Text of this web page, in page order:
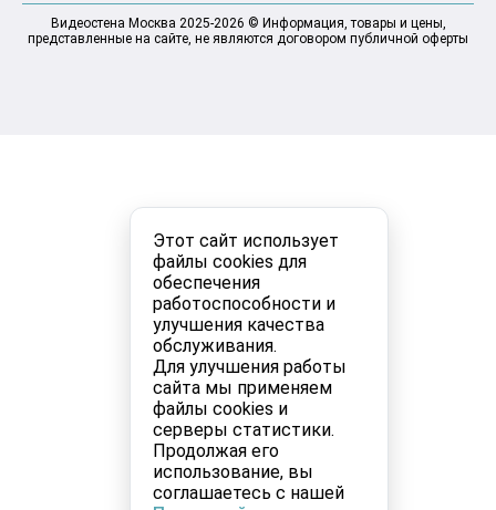
Этот сайт использует
файлы cookies для
обеспечения
работоспособности и
улучшения качества
обслуживания.
Для улучшения работы
сайта мы применяем
файлы cookies и
серверы статистики.
Продолжая его
использование, вы
соглашаетесь с нашей
Видеостена Москва 2025-2026 © Информация, товары и цены,
представленные на сайте, не являются договором публичной оферты